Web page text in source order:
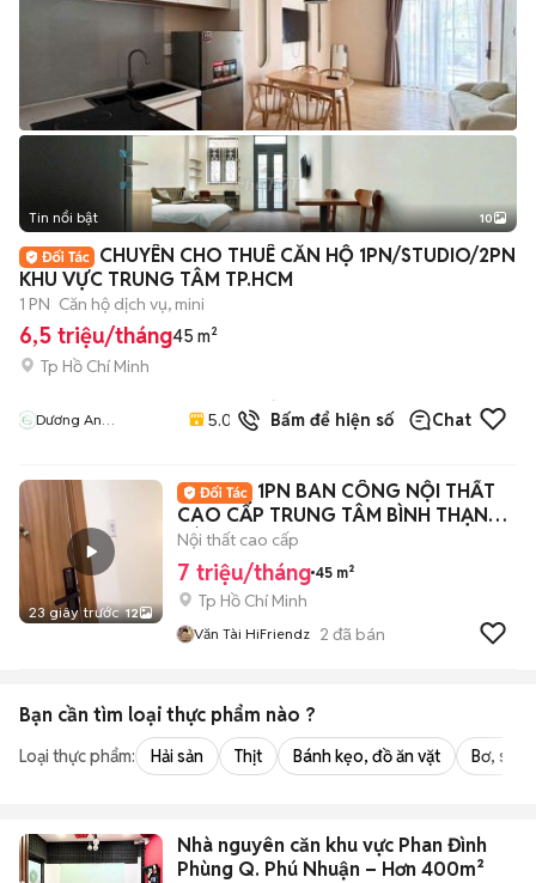
+2
Tin nổi bật 10
CHUYÊN CHO THUÊ CĂN HỘ 1PN/STUDIO/2PN
KHU VỰC TRUNG TÂM TP.HCM
1 PN Căn hộ dịch vụ, mini
6,5 triệu/tháng45 m²
Tp Hồ Chí Minh
Dương An
5.0
21
đã
bán
Bấm để hiện số Chat
23 giây trước 12
1PN BAN CÔNG NỘI THẤT
CAO CẤP TRUNG TÂM BÌNH THẠNH
SÁT QUẬN 1
Nội thất cao cấp
7 triệu/tháng 45 m²
Tp Hồ Chí Minh
Văn Tài HiFriendz 2 đã bán
Bạn cần tìm loại thực phẩm nào ?
Loại thực phẩm: Hải sản Thịt Bánh kẹo, đồ ăn vặt Bơ,
Nhà nguyên căn khu vực Phan Đình
Phùng Q. Phú Nhuận – Hơn 400m²